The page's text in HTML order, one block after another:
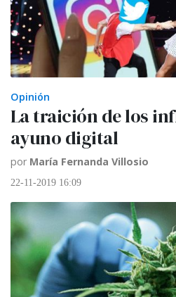
Opinión
La traición de los
ayuno digital
por María Fernanda Villosio
22-11-2019 16:09